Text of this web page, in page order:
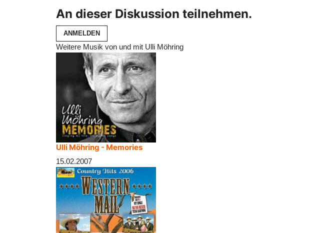
An dieser Diskussion teilnehmen.
ANMELDEN
Weitere Musik von und mit Ulli Möhring
Ulli Möhring - Memories
15.02.2007